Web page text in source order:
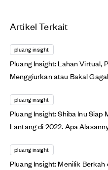
Artikel Terkait
pluang insight
Pluang Insight: Lahan Virtual,
Menggiurkan atau Bakal
pluang insight
Pluang Insight: Shiba Inu Siap
Lantang di 2022. Apa
pluang insight
Pluang Insight: Menilik Berkah